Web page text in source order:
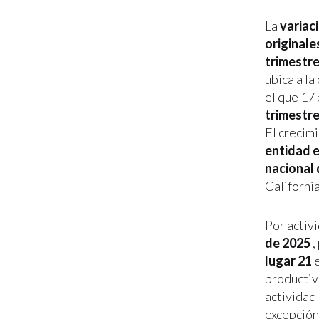
La
ubica a
el que
El
entidad
nacional
California
Por
de 2025
lugar 21
actividad